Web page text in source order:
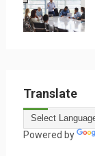
Translate
Powered by